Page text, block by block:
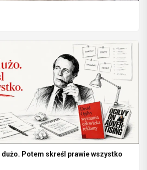
dużo. Potem skreśl prawie wszystko